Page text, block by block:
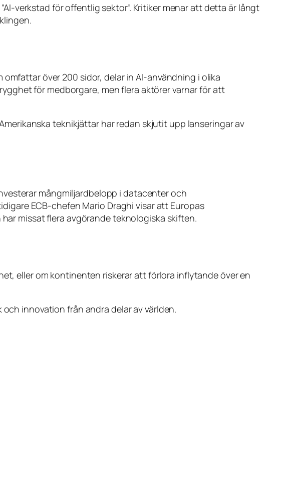
verkstad för offentlig sektor”. Kritiker menar att detta är långt
över 200 sidor, delar in AI-användning i olika
för medborgare, men flera aktörer varnar för att
teknikjättar har redan skjutit upp lanseringar av
mångmiljardbelopp i datacenter och
ECB-chefen Mario Draghi visar att Europas
missat flera avgörande teknologiska skiften.
eller om kontinenten riskerar att förlora inflytande över en
innovation från andra delar av världen.